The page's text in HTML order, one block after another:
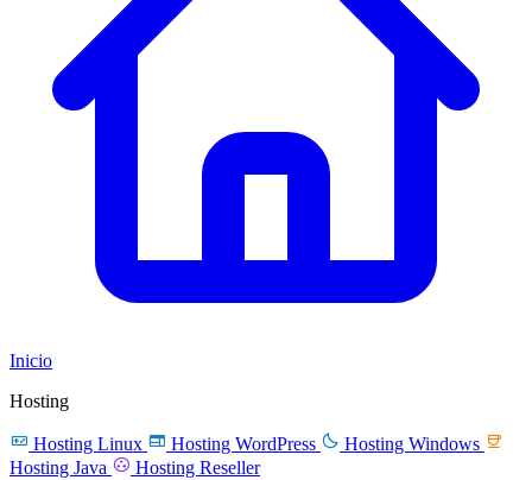
Inicio
Hosting
 Hosting Linux  Hosting WordPress  Hosting Windows 
Hosting Java  Hosting Reseller